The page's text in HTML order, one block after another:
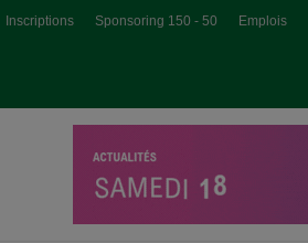
Inscriptions Sponsoring 150 - 50 Emplois